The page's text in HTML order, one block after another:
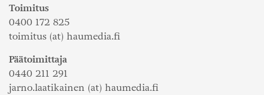
Toimitus
0400 172 825
toimitus (at) haumedia.fi
Päätoimittaja
0440 211 291
jarno.laatikainen (at) haumedia.fi